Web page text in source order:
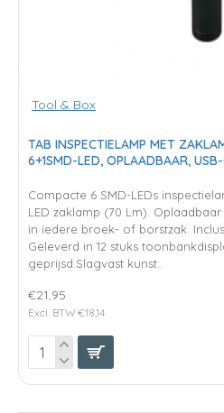
Tool & Box
TAB INSPECTIELAMP MET
6+1SMD-LED, OPLAADBAAR,
Compacte 6 SMD-LEDs
LED zaklamp (70 Lm).
in iedere broek- of borstzak.
Geleverd in 12 stuks
geprijsd.Slagvast kunst..
€21,95
Excl. BTW:€18,14